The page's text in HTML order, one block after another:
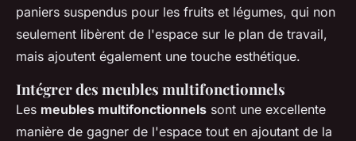
paniers suspendus pour les fruits et légumes, qui non
seulement libèrent de l'espace sur le plan de travail,
mais ajoutent également une touche esthétique.
Intégrer des meubles multifonctionnels
Les meubles multifonctionnels sont une excellente
manière de gagner de l'espace tout en ajoutant de la